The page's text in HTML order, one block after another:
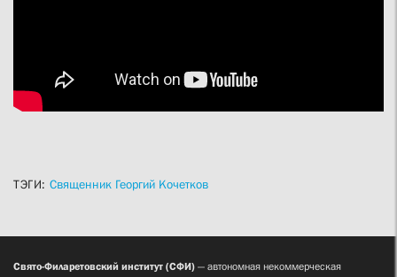
ТЭГИ: Священник Георгий Кочетков
Свято-Филаретовский институт (СФИ) — автономная некоммерческая